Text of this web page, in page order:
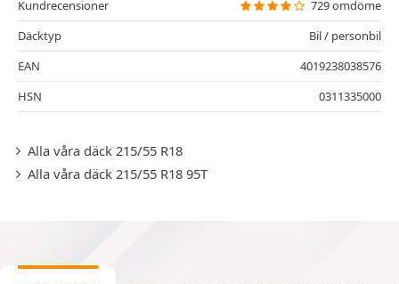
Kundrecensioner
729 omdöme
Däcktyp
Bil / personbil
EAN
4019238038576
HSN
0311335000
Alla våra däck 215/55 R18
Alla våra däck 215/55 R18 95T